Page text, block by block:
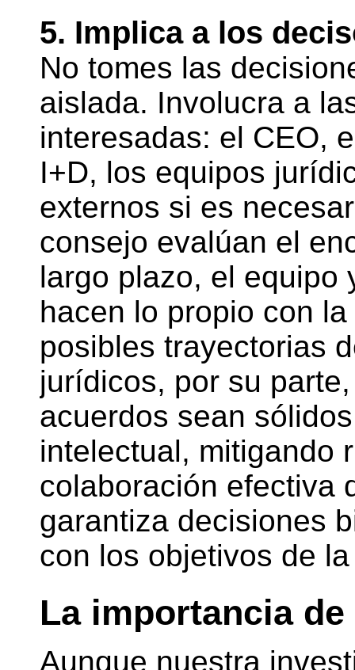
5. Implica a los
No tomes las
aislada. Involucra a
interesadas: el CEO,
I+D, los equipos
externos si es
consejo evalúan el
largo plazo, el equipo
hacen lo propio con
posibles trayectorias
jurídicos, por su
acuerdos sean
intelectual, mitigando
colaboración efectiva
garantiza decisiones
con los objetivos de
La importancia
Aunque nuestra